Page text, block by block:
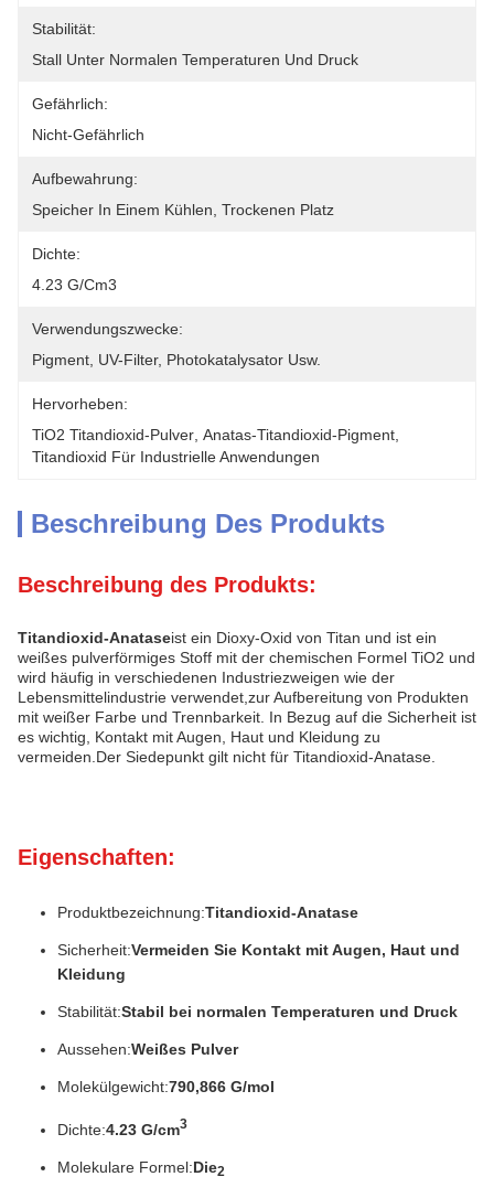
Stabilität:
Stall Unter Normalen Temperaturen Und Druck
Gefährlich:
Nicht-Gefährlich
Aufbewahrung:
Speicher In Einem Kühlen, Trockenen Platz
Dichte:
4.23 G/cm3
Verwendungszwecke:
Pigment, UV-Filter, Photokatalysator Usw.
Hervorheben:
TiO2 Titandioxid-Pulver Anatas-Titandioxid-Pigment
Titandioxid Für Industrielle Anwendungen
Beschreibung Des Produkts
Beschreibung des Produkts:
Titandioxid-Anataseist ein Dioxy-Oxid von Titan und ist ein
weißes pulverförmiges Stoff mit der chemischen Formel TiO2 und
wird häufig in verschiedenen Industriezweigen wie der
Lebensmittelindustrie verwendet,zur Aufbereitung von Produkten
mit weißer Farbe und Trennbarkeit. In Bezug auf die Sicherheit ist
es wichtig, Kontakt mit Augen, Haut und Kleidung zu
vermeiden.Der Siedepunkt gilt nicht für Titandioxid-Anatase.
Eigenschaften:
Produktbezeichnung:Titandioxid-Anatase
Sicherheit:Vermeiden Sie Kontakt mit Augen, Haut und
Kleidung
Stabilität:Stabil bei normalen Temperaturen und Druck
Aussehen:Weißes Pulver
Molekülgewicht:790,866 G/mol
Dichte:4.23 G/cm3
Molekulare Formel:Die2